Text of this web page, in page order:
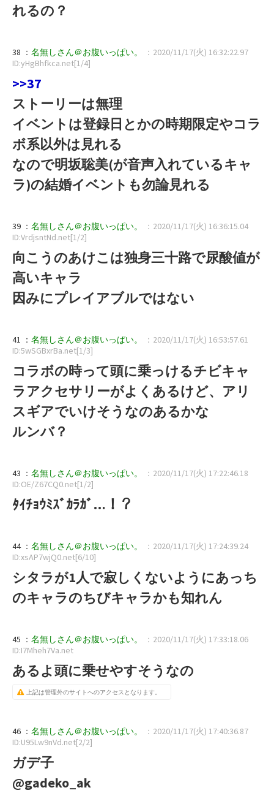
れるの？
38 ： 名無しさん＠お腹いっぱい。
：2020/11/17(火) 16:32:22.97
ID:yHgBhfkca.net[1/4]
>>37
ストーリーは無理
イベントは登録日とかの時期限定やコラ
ボ系以外は見れる
なので明坂聡美(が音声入れているキャ
ラ)の結婚イベントも勿論見れる
39 ： 名無しさん＠お腹いっぱい。
：2020/11/17(火) 16:36:15.04
ID:VrdjsntNd.net[1/2]
向こうのあけこは独身三十路で尿酸値が
高いキャラ
因みにプレイアブルではない
41 ： 名無しさん＠お腹いっぱい。
：2020/11/17(火) 16:53:57.61
ID:5wSGBxrBa.net[1/3]
コラボの時って頭に乗っけるチビキャ
ラアクセサリーがよくあるけど、アリ
スギアでいけそうなのあるかな
ルンバ？
43 ： 名無しさん＠お腹いっぱい。
：2020/11/17(火) 17:22:46.18
ID:OE/Z67CQ0.net[1/2]
ﾀｲﾁｮｳﾐｽﾞｶﾗｶﾞ…！？
44 ： 名無しさん＠お腹いっぱい。
：2020/11/17(火) 17:24:39.24
ID:xsAP7wjQ0.net[6/10]
シタラが1人で寂しくないようにあっち
のキャラのちびキャラかも知れん
45 ： 名無しさん＠お腹いっぱい。
：2020/11/17(火) 17:33:18.06
ID:I7Mheh7Va.net
あるよ頭に乗せやすそうなの
上記は管理外のサイトへのアクセスとなります。
46 ： 名無しさん＠お腹いっぱい。
：2020/11/17(火) 17:40:36.87
ID:U95Lw9nVd.net[2/2]
ガデ子
@gadeko_ak